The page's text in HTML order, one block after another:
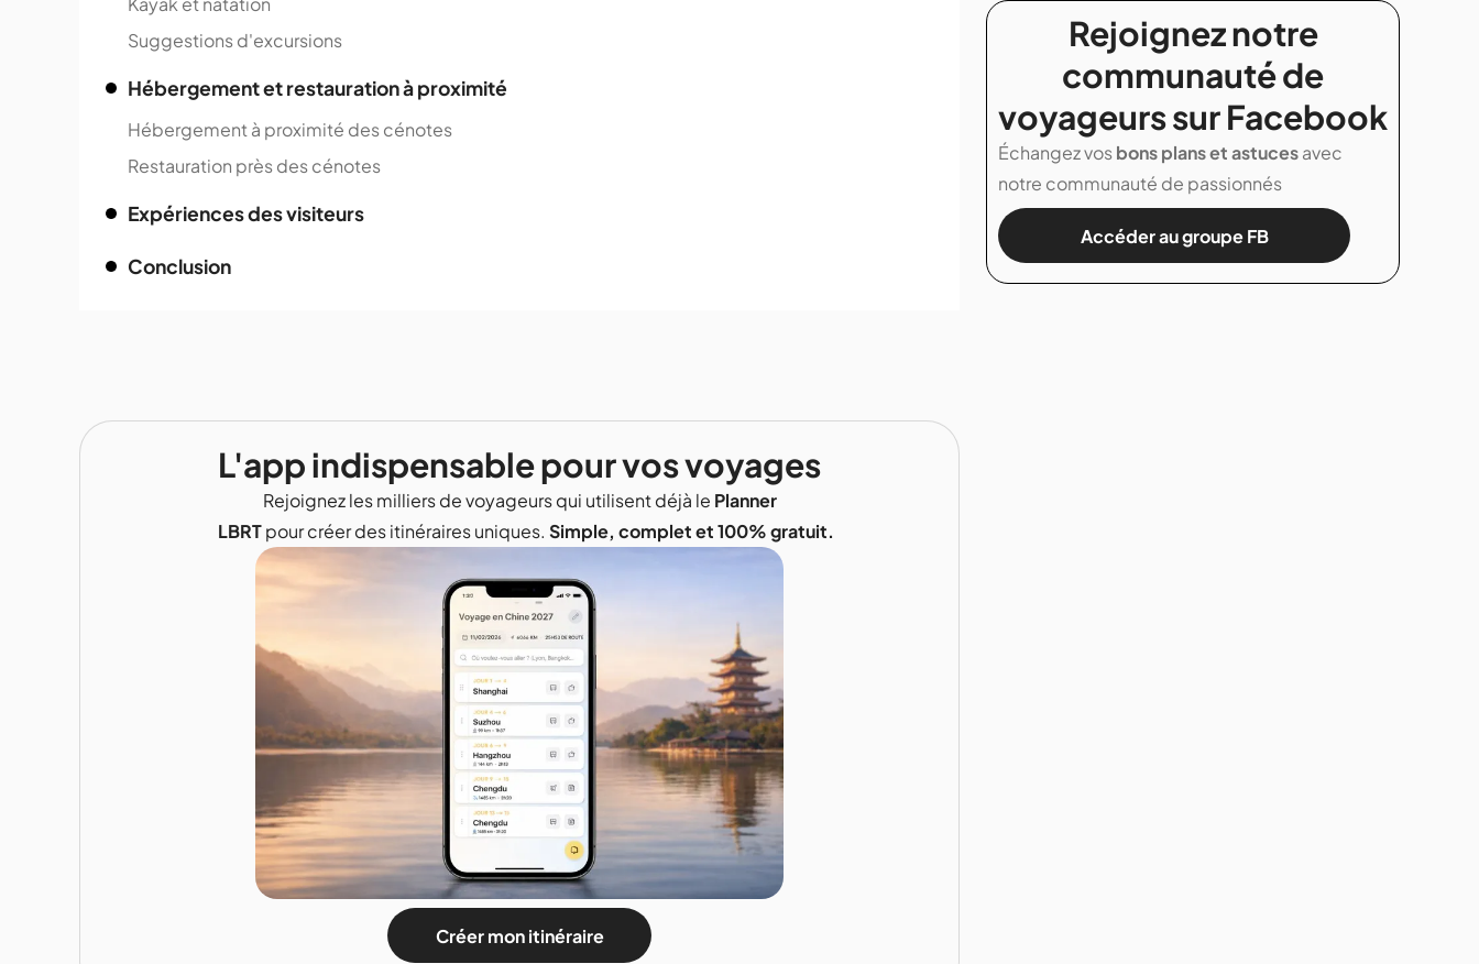
Suggestions d'excursions
Hébergement et restauration à proximité
Hébergement à proximité des cénotes
Restauration près des cénotes
Expériences des visiteurs
Conclusion
L'app indispensable pour vos voyages
Rejoignez les milliers de voyageurs qui utilisent déjà le Planner
LBRTpour créer des itinéraires uniques. Simple, complet et 100% gratuit.
Créer mon itinéraire
Rejoignez notre
communauté de
voyageurs sur Facebook
Échangez vosbons plans et astucesavec
notre communauté de passionnés
Accéder au groupe FB